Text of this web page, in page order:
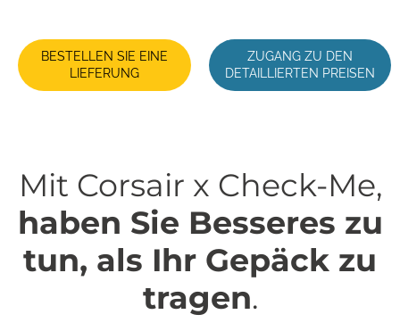
BESTELLEN SIE EINE
LIEFERUNG
ZUGANG ZU DEN
DETAILLIERTEN PREISEN
Mit Corsair x Check-Me,
haben Sie Besseres zu
tun, als Ihr Gepäck zu
tragen.